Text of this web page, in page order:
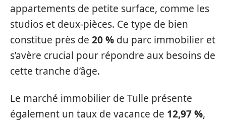
appartements de petite surface, comme les
studios et deux-pièces. Ce type de bien
constitue près de 20 % du parc immobilier et
s’avère crucial pour répondre aux besoins de
cette tranche d’âge.
Le marché immobilier de Tulle présente
également un taux de vacance de 12,97 %,